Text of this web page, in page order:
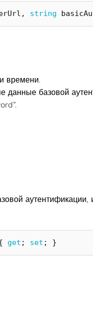
, string
времени.
данные базовой
get ; set ; }